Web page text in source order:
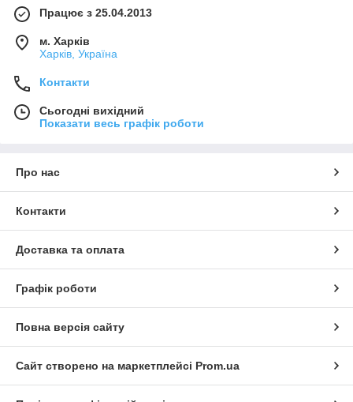
Працює з 25.04.2013
м. Харків
Харків, Україна
Контакти
Сьогодні вихідний
Показати весь графік роботи
Про нас
Контакти
Доставка та оплата
Графік роботи
Повна версія сайту
Сайт створено на маркетплейсі Prom.ua